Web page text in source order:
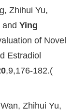
Zhihui Yu,
Ying
of Novel
Estradiol
,9,176-182.(
Zhihui Yu,